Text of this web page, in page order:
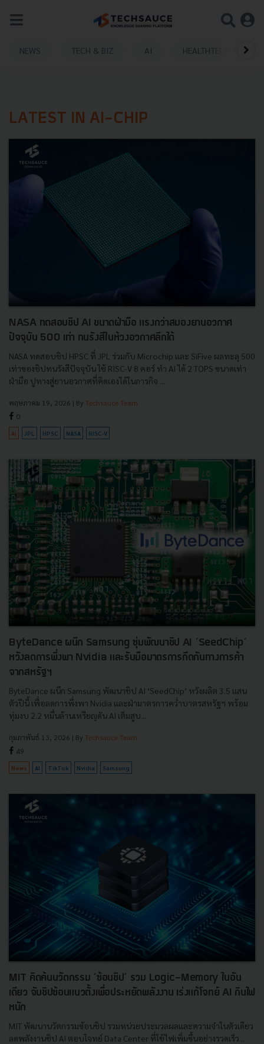
NEWS TECH & BIZ AI HEALTHTECH
LATEST IN AI-CHIP
NASA ทดสอบชิป AI ขนาดฝ่ามือ แรงกว่าสมองยานอวกาศ
ปัจจุบัน 500 เท่า ทนรังสีในห้วงอวกาศลึกได้
NASA ทดสอบชิป HPSC ที่ JPL ร่วมกับ Microchip และ SiFive ผลทะลุ 500
เท่าของชิปทนรังสีปัจจุบัน ใช้ RISC-V 8 คอร์ ทำ AI ได้ 2 TOPS ขนาดเท่า
ฝ่ามือ ปูทางสู่ยานอวกาศที่คิดเองได้ในภารกิจ ...
พฤษภาคม 19, 2026 | By Techsauce Team
0
AI JPL HPSC NASA RISC-V
ByteDance ผนึก Samsung ซุ่มพัฒนาชิป AI ‘SeedChip’
หวังลดการพึ่งพา Nvidia และรับมือมาตรการกีดกันทางการค้า
จากสหรัฐฯ
ByteDance ผนึก Samsung พัฒนาชิป AI ‘SeedChip’ หวังผลิต 3.5 แสน
ตัวปีนี้ เพื่อลดการพึ่งพา Nvidia และฝ่ามาตรการคว่ำบาตรสหรัฐฯ พร้อม
ทุ่มงบ 2.2 หมื่นล้านเหรียญดัน AI เต็มสูบ...
กุมภาพันธ์ 13, 2026 | By Techsauce Team
49
News AI TikTok Nvidia Samsung
MIT คิดค้นนวัตกรรม ‘ซ้อนชิป’ รวม Logic-Memory ในอัน
เดียว จับชิปซ้อนแนวตั้งเพื่อประหยัดพลังงาน เร่งแก้โจทย์ AI กินไฟ
หนัก
MIT พัฒนานวัตกรรมซ้อนชิป รวมหน่วยประมวลผลและความจำในตัวเดียว
ลดพลังงานชิป AI ตอบโจทย์ Data Center ที่ใช้ไฟเพิ่มขึ้นอย่างรวดเร็ว...